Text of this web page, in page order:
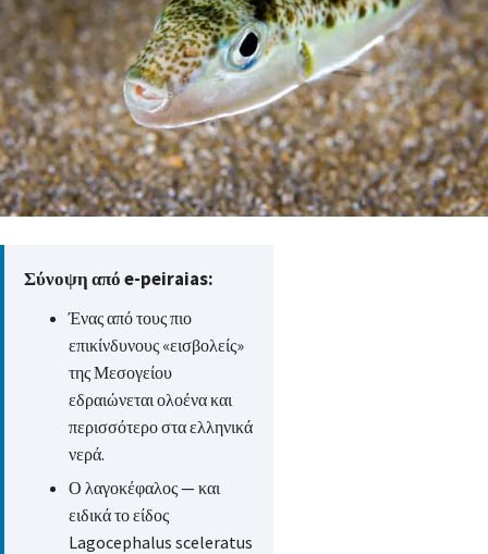
Σύνοψη από e-peiraias:
Ένας από τους πιο
επικίνδυνους «εισβολείς»
της Μεσογείου
εδραιώνεται ολοένα και
περισσότερο στα ελληνικά
νερά.
Ο λαγοκέφαλος — και
ειδικά το είδος
Lagocephalus sceleratus